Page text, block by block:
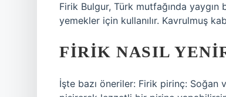
Firik Bulgur, Türk mutfağında
yemekler için kullanılır. Kavrulmuş
FIRIK NASIL
İşte bazı öneriler: Firik pirinç: